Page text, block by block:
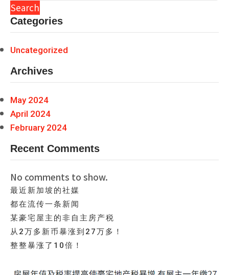
Search
Categories
Uncategorized
Archives
May 2024
April 2024
February 2024
Recent Comments
No comments to show.
最近新加坡的社媒
都在流传一条新闻
某豪宅屋主的非自主房产税
从2万多新币暴涨到27万多！
整整暴涨了10倍！